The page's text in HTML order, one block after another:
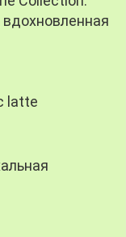
вдохновленная
latte